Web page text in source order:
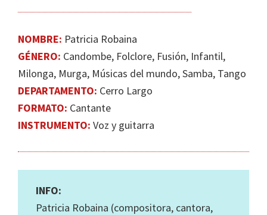
NOMBRE: Patricia Robaina
GÉNERO: Candombe, Folclore, Fusión, Infantil,
Milonga, Murga, Músicas del mundo, Samba, Tango
DEPARTAMENTO: Cerro Largo
FORMATO: Cantante
INSTRUMENTO: Voz y guitarra
INFO:
Patricia Robaina (compositora, cantora,